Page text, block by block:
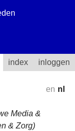
index inloggen
en nl
Media &
& Zorg)